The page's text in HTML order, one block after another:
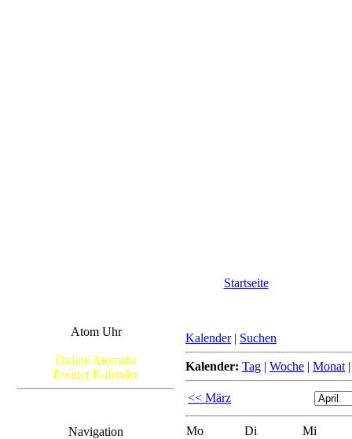
Startseite
Atom Uhr
Online Atomuhr
Ewiger Kalender
Navigation
Kalender | Suchen
Kalender: Tag | Woche | Monat
<< März
Mo Di
Mi